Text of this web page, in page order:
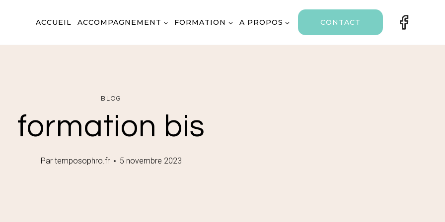
ACCUEIL ACCOMPAGNEMENT FORMATION A PROPOS CONTACT
BLOG
formation bis
Par temposophro.fr 5 novembre 2023